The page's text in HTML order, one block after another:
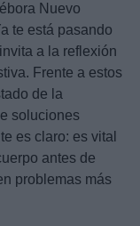
Nuevo
te está pasando
a la reflexión
Frente a estos
de la
soluciones
es claro: es vital
antes de
problemas más